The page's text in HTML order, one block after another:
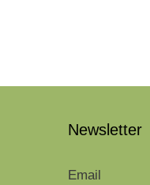
Newsletter
Email